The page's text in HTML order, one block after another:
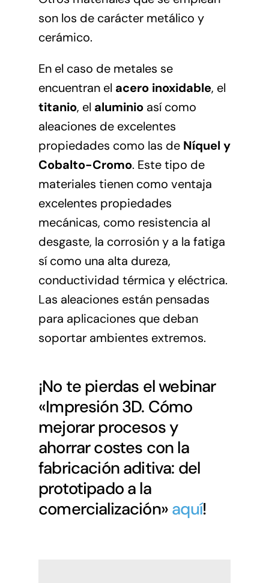
son los de carácter metálico y
cerámico.
En el caso de metales se
encuentran el acero inoxidable, el
titanio, el aluminioasí como
aleaciones de excelentes
propiedades como las de Níquel y
Cobalto-Cromo. Este tipo de
materiales tienen como ventaja
excelentes propiedades
mecánicas, como resistencia al
desgaste, la corrosión y a la fatiga
sí como una alta dureza,
conductividad térmica y eléctrica.
Las aleaciones están pensadas
para aplicaciones que deban
soportar ambientes extremos.
¡No te pierdas el webinar
«Impresión 3D. Cómo
mejorar procesos y
ahorrar costes con la
fabricación aditiva: del
prototipado a la
comercialización» aquí!